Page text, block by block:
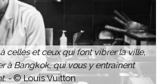
celles et ceux qui font vibrer la ville,
à Bangkok, qui vous y entraînent
-© Louis Vuitton